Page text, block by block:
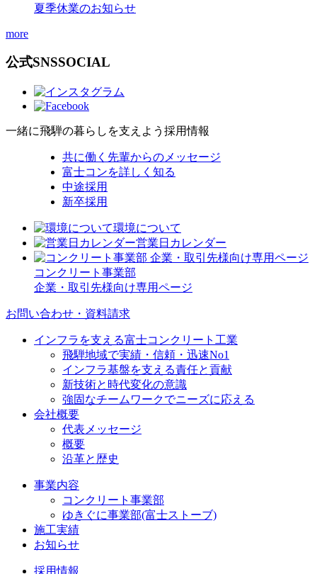
夏季休業のお知らせ
more
公式SNSSOCIAL
一緒に飛騨の暮らしを支えよう 採用情報
共に働く先輩からのメッセージ
富士コンを詳しく知る
中途採用
新卒採用
環境について
営業日カレンダー
コンクリート事業部
企業・取引先様向け専用ページ
お問い合わせ・資料請求
インフラを支える富士コンクリート工業
飛騨地域で実績・信頼・迅速No1
インフラ基盤を支える責任と貢献
新技術と時代変化の意識
強固なチームワークでニーズに応える
会社概要
代表メッセージ
概要
沿革と歴史
事業内容
コンクリート事業部
ゆきぐに事業部(富士ストーブ)
施工実績
お知らせ
採用情報